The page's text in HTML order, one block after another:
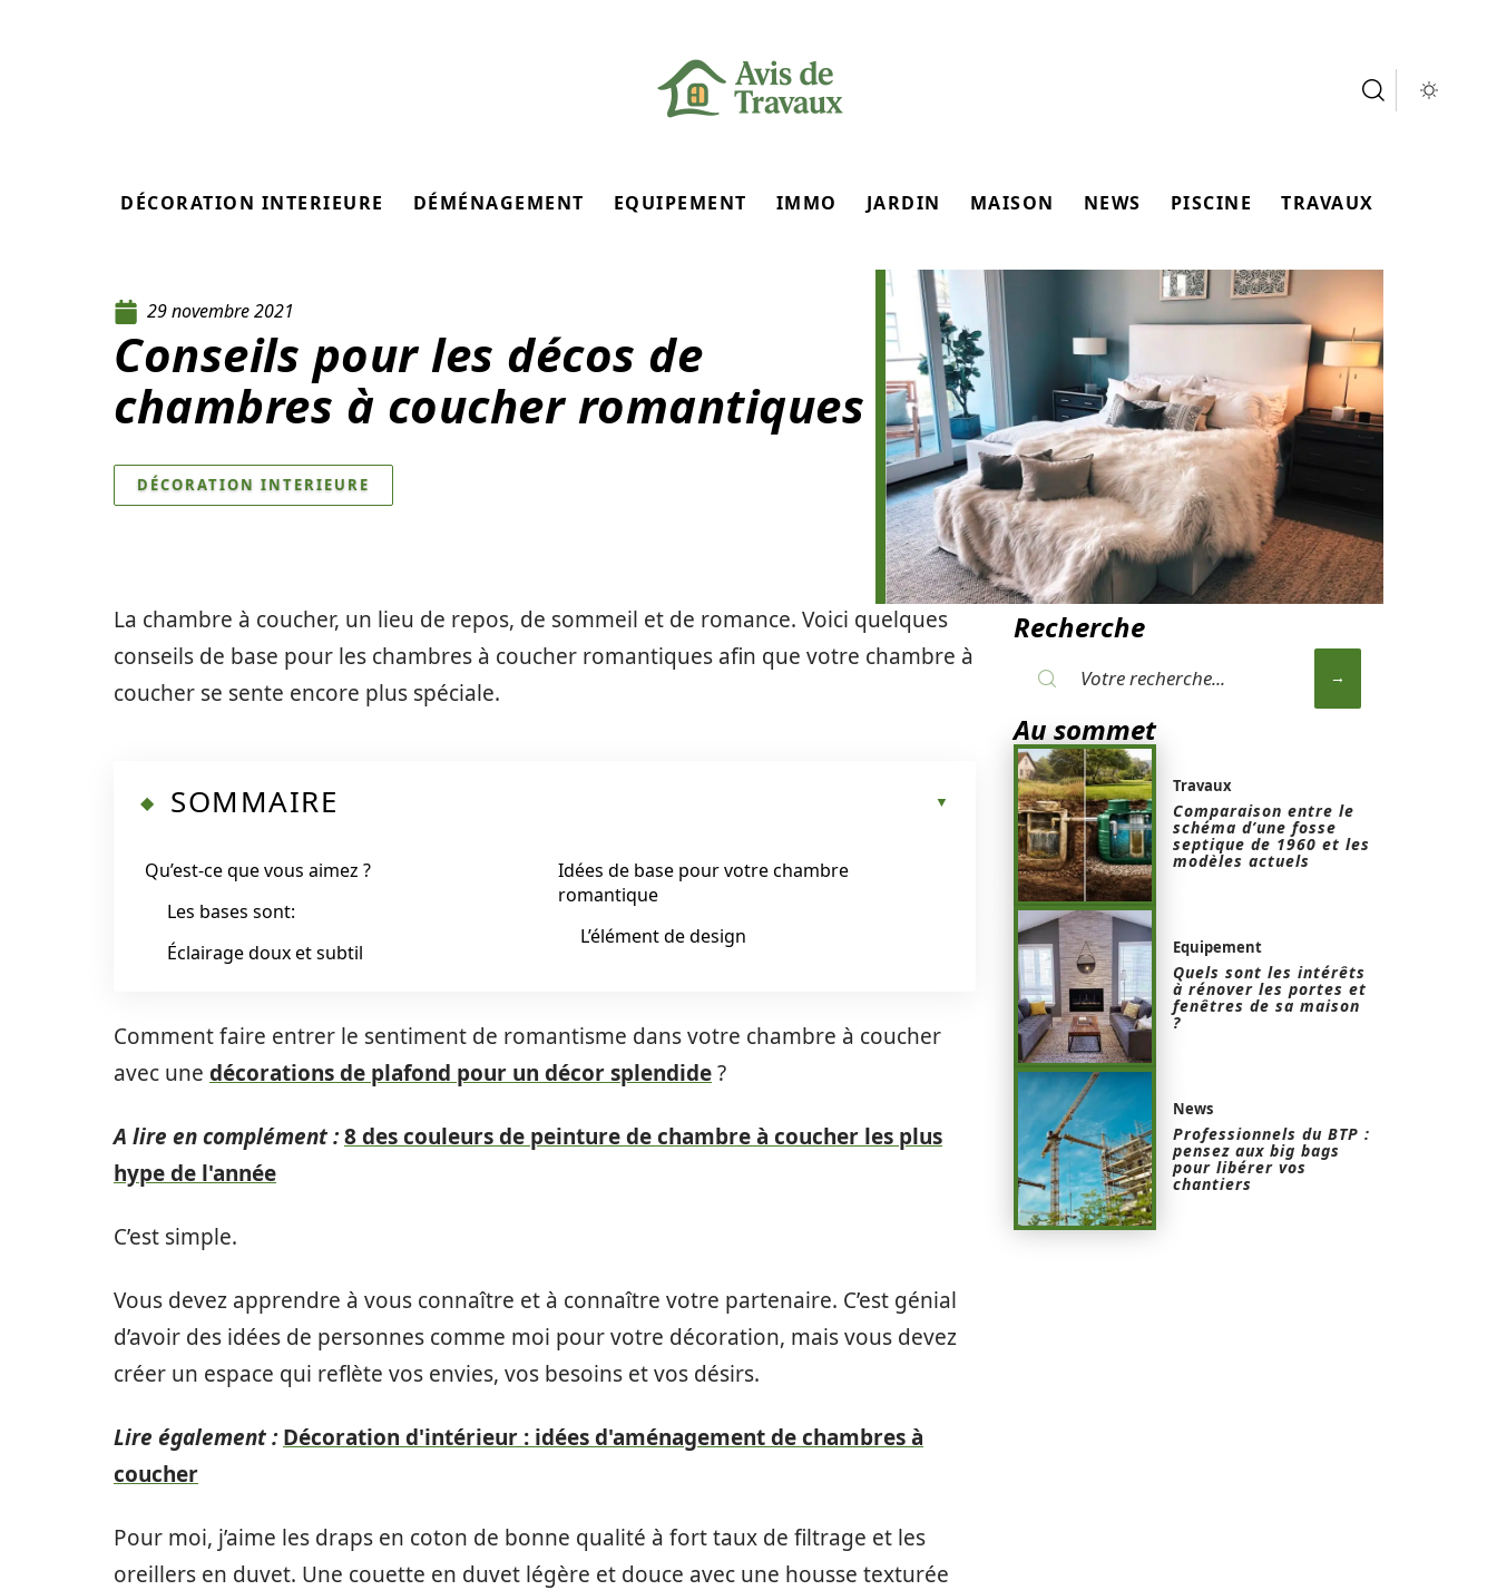
DÉCORATION INTERIEURE DÉMÉNAGEMENT EQUIPEMENT IMMO JARDIN MAISON NEWS PISCINE TRAVAUX
29 novembre 2021
Conseils pour les décos de
chambres à coucher romantiques
DÉCORATION INTERIEURE
La chambre à coucher, un lieu de repos, de sommeil et de romance. Voici quelques
conseils de base pour les chambres à coucher romantiques afin que votre chambre à
coucher se sente encore plus spéciale.
SOMMAIRE
Qu’est-ce que vous aimez ?
Les bases sont:
Éclairage doux et subtil
Idées de base pour votre chambre
romantique
L’élément de design
Comment faire entrer le sentiment de romantisme dans votre chambre à coucher
avec une décorations de plafond pour un décor splendide?
A lire en complément :8 des couleurs de peinture de chambre à coucher les plus
hype de l'année
C’est simple.
Vous devez apprendre à vous connaître et à connaître votre partenaire. C’est génial
d’avoir des idées de personnes comme moi pour votre décoration, mais vous devez
créer un espace qui reflète vos envies, vos besoins et vos désirs.
Lire également : Décoration d'intérieur : idées d'aménagement de chambres à
coucher
Pour moi, j’aime les draps en coton de bonne qualité à fort taux de filtrage et les
oreillers en duvet. Une couette en duvet légère et douce avec une housse texturée
Recherche
Au sommet
Travaux
Comparaison entre le
schéma d’une fosse
septique de 1960 et les
modèles actuels
Equipement
Quels sont les intérêts
à rénover les portes et
fenêtres de sa maison
?
News
Professionnels du BTP :
pensez aux big bags
pour libérer vos
chantiers